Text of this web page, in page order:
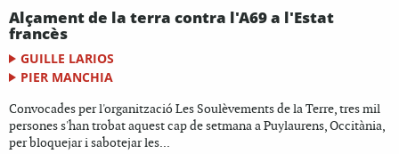
Alçament de la terra contra l'A69 a l'Estat
francès
GUILLE LARIOS
PIER MANCHIA
Convocades per l'organització Les Soulèvements de la Terre, tres mil
persones s'han trobat aquest cap de setmana a Puylaurens, Occitània,
per bloquejar i sabotejar les...